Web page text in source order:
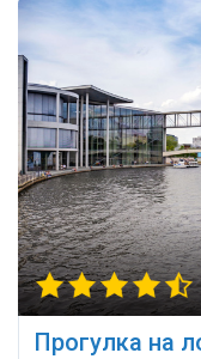
Прогулка на